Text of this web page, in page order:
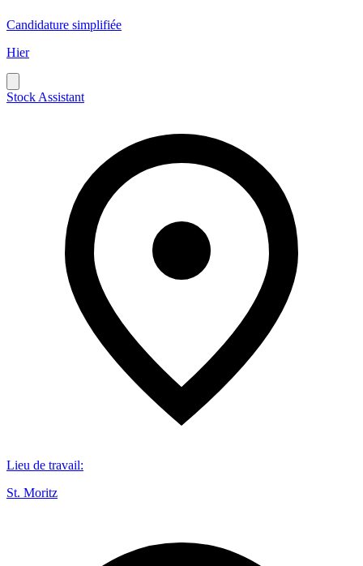
Candidature simplifiée
Hier
Stock Assistant
Lieu de travail:
St. Moritz